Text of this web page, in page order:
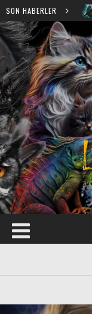
SON HABERLER